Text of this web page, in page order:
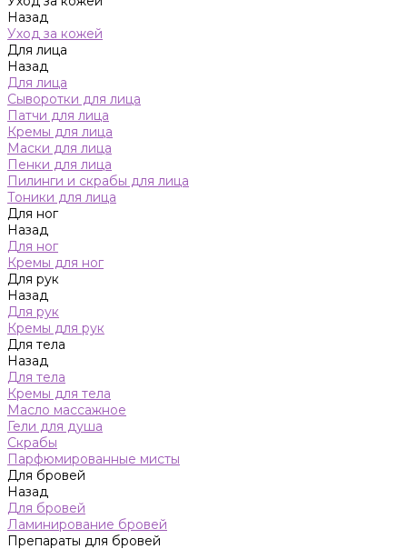
Назад
Уход за кожей
Для лица
Назад
Для лица
Сыворотки для лица
Патчи для лица
Кремы для лица
Маски для лица
Пенки для лица
Пилинги и скрабы для лица
Тоники для лица
Для ног
Назад
Для ног
Кремы для ног
Для рук
Назад
Для рук
Кремы для рук
Для тела
Назад
Для тела
Кремы для тела
Масло массажное
Гели для душа
Скрабы
Парфюмированные мисты
Для бровей
Назад
Для бровей
Ламинирование бровей
Препараты для бровей